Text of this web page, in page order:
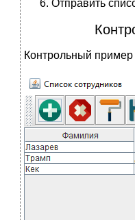
Отправить
Контрольный пример